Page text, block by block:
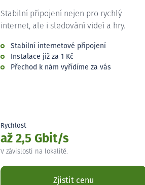
Stabilní připojení nejen pro rychlý
internet, ale i sledování videí a hry.
Stabilní internetové připojení
Instalace již za 1 Kč
Přechod k nám vyřídíme za vás
Rychlost
až 2,5 Gbit/s
V závislosti na lokalitě.
Zjistit cenu